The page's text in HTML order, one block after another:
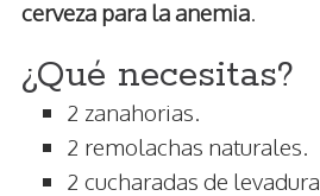
cerveza para la anemia
¿Qué necesitas?
2 zanahorias.
2 remolachas naturales.
2 cucharadas de